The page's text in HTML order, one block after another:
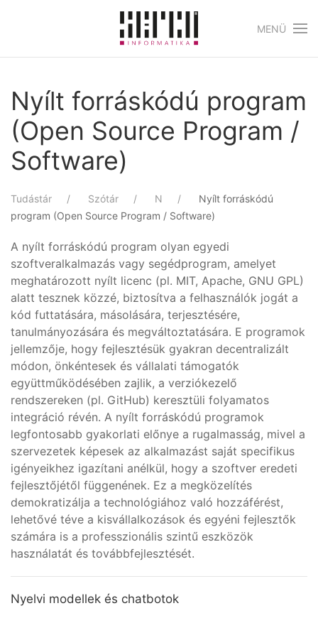
Skip to main content
MENÜ
Nyílt forráskódú program
(Open Source Program /
Software)
Tudástár Szótár N
Nyílt forráskódú
program (Open Source Program / Software)
A nyílt forráskódú program olyan egyedi
szoftveralkalmazás vagy segédprogram, amelyet
meghatározott nyílt licenc (pl. MIT, Apache, GNU GPL)
alatt tesznek közzé, biztosítva a felhasználók jogát a
kód futtatására, másolására, terjesztésére,
tanulmányozására és megváltoztatására. E programok
jellemzője, hogy fejlesztésük gyakran decentralizált
módon, önkéntesek és vállalati támogatók
együttműködésében zajlik, a verziókezelő
rendszereken (pl. GitHub) keresztüli folyamatos
integráció révén. A nyílt forráskódú programok
legfontosabb gyakorlati előnye a rugalmasság, mivel a
szervezetek képesek az alkalmazást saját specifikus
igényeikhez igazítani anélkül, hogy a szoftver eredeti
fejlesztőjétől függenének. Ez a megközelítés
demokratizálja a technológiához való hozzáférést,
lehetővé téve a kisvállalkozások és egyéni fejlesztők
számára is a professzionális szintű eszközök
használatát és továbbfejlesztését.
Nyelvi modellek és chatbotok